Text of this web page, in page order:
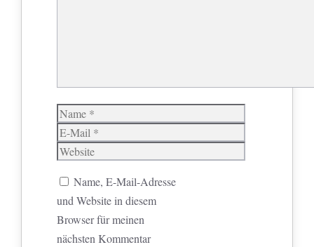
Name
E-
Mail
Website
Name, E-Mail-Adresse
und Website in diesem
Browser für meinen
nächsten Kommentar